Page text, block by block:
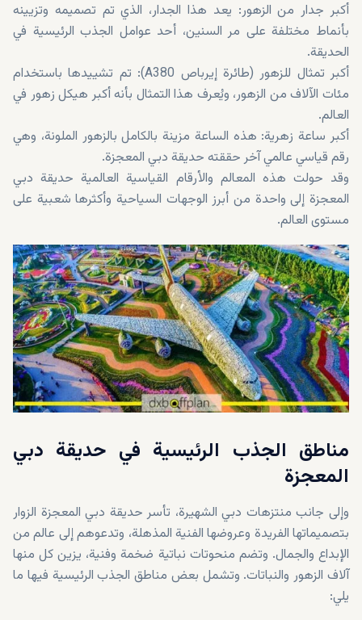
أكبر جدار من الزهور: يعد هذا الجدار، الذي تم تصميمه وتزيينه
بأنماط مختلفة على مر السنين، أحد عوامل الجذب الرئيسية في
الحديقة.
أكبر تمثال للزهور (طائرة إيرباص A380): تم تشييدها باستخدام
مئات الآلاف من الزهور، ويُعرف هذا التمثال بأنه أكبر هيكل زهور في
العالم.
أكبر ساعة زهرية: هذه الساعة مزينة بالكامل بالزهور الملونة، وهي
رقم قياسي عالمي آخر حققته حديقة دبي المعجزة.
وقد حولت هذه المعالم والأرقام القياسية العالمية حديقة دبي
المعجزة إلى واحدة من أبرز الوجهات السياحية وأكثرها شعبية على
مستوى العالم.
مناطق الجذب الرئيسية في حديقة دبي
المعجزة
وإلى جانب منتزهات دبي الشهيرة، تأسر حديقة دبي المعجزة الزوار
بتصميماتها الفريدة وعروضها الفنية المذهلة، وتدعوهم إلى عالم من
الإبداع والجمال. وتضم منحوتات نباتية ضخمة وفنية، يزين كل منها
آلاف الزهور والنباتات. وتشمل بعض مناطق الجذب الرئيسية فيها ما
يلي: